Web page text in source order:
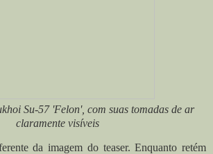
Su-57 'Felon', com suas tomadas de ar
claramente visíveis
da imagem do teaser. Enquanto retém